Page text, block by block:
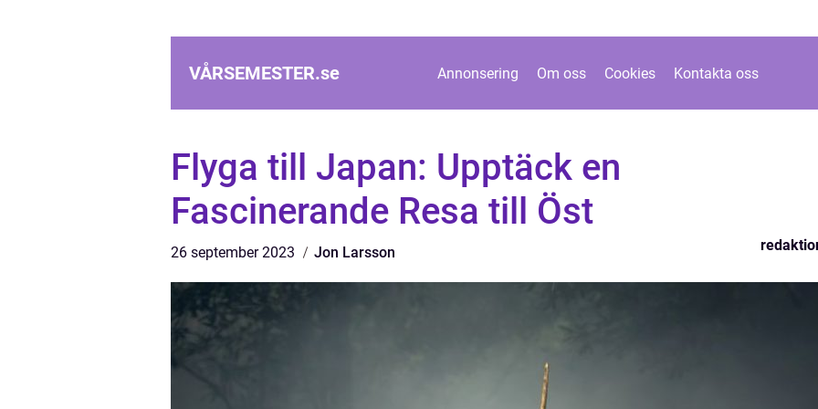
VÅRSEMESTER.se Annonsering Om oss Cookies Kontakta oss
Flyga till Japan: Upptäck en
Fascinerande Resa till Öst
26 september 2023 Jon Larsson